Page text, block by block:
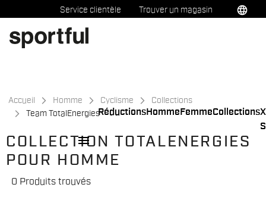
au
contenu
directement
à
navigation
Service clientèle Trouver un magasin language
RéductionsHomme FemmeCollections
menu
Accueil Homme Cyclisme
Collections
Team TotalEnergies
COLLECTION TOTALENERGIES
POUR HOMME
0 Produits trouvés